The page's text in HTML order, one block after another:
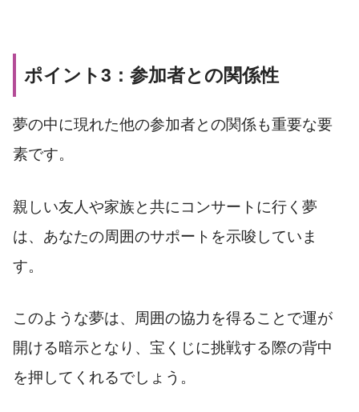
ポイント3：参加者との関係性
夢の中に現れた他の参加者との関係も重要な要
素です。
親しい友人や家族と共にコンサートに行く夢
は、あなたの周囲のサポートを示唆していま
す。
このような夢は、周囲の協力を得ることで運が
開ける暗示となり、宝くじに挑戦する際の背中
を押してくれるでしょう。